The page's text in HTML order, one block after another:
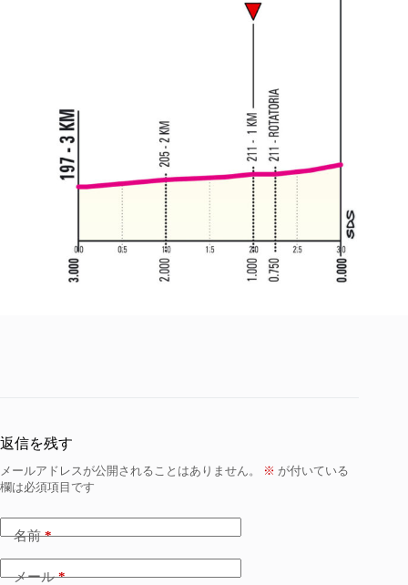
返信を残す
メールアドレスが公開されることはありません。 ※ が付いている
欄は必須項目です
名前*
メール*